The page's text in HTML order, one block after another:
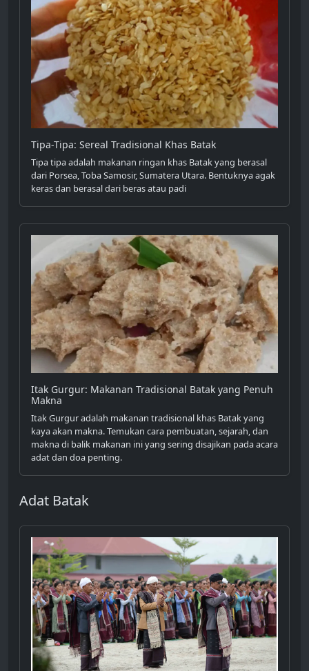
Tipa-Tipa: Sereal Tradisional Khas Batak
Tipa tipa adalah makanan ringan khas Batak yang berasal
dari Porsea, Toba Samosir, Sumatera Utara. Bentuknya agak
keras dan berasal dari beras atau padi
Itak Gurgur: Makanan Tradisional Batak yang Penuh
Makna
Itak Gurgur adalah makanan tradisional khas Batak yang
kaya akan makna. Temukan cara pembuatan, sejarah, dan
makna di balik makanan ini yang sering disajikan pada acara
adat dan doa penting.
Adat Batak